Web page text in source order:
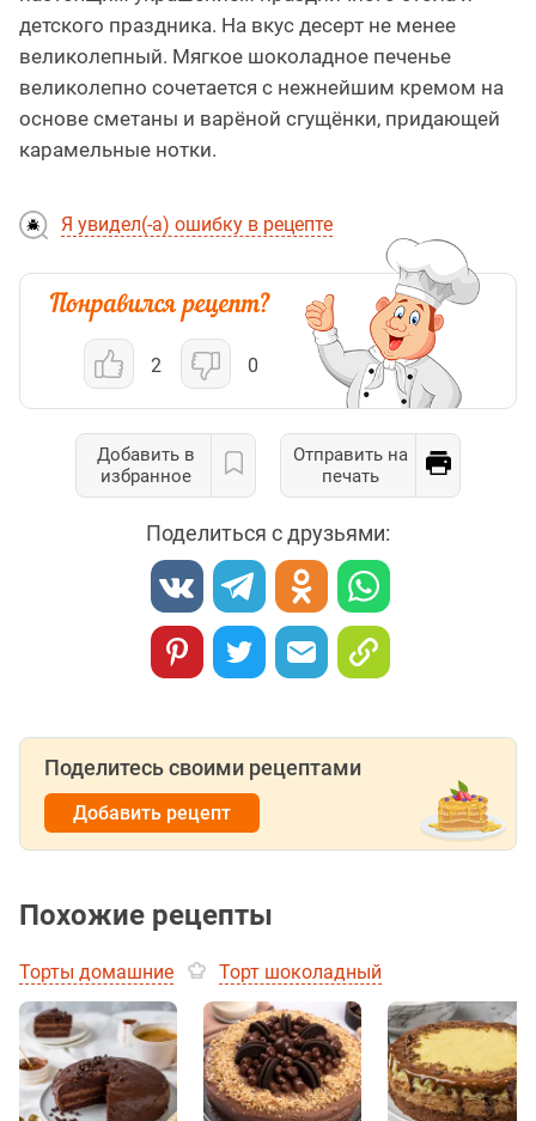
детского праздника. На вкус десерт не менее
великолепный. Мягкое шоколадное печенье
великолепно сочетается с нежнейшим кремом на
основе сметаны и варёной сгущёнки, придающей
карамельные нотки.
Я увидел(-а) ошибку в рецепте
2 0
Добавить в
избранное
Отправить на
печать
Поделиться с друзьями:
Поделитесь своими рецептами
Добавить рецепт
Похожие рецепты
Торты домашние Торт шоколадный